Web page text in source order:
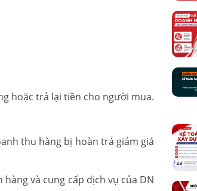
hoặc trả lại tiền cho người mua.
thu hàng bị hoàn trả giảm giá
và cung cấp dịch vụ của DN